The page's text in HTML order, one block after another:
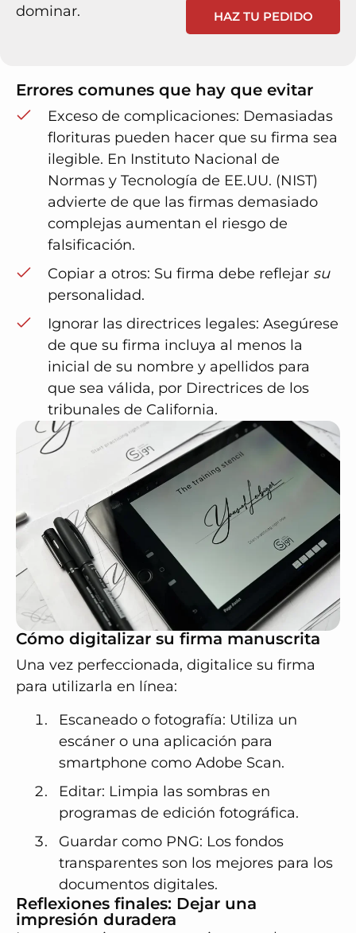
dominar.
HAZ TU PEDIDO
Errores comunes que hay que evitar
Exceso de complicaciones: Demasiadas
florituras pueden hacer que su firma sea
ilegible. En Instituto Nacional de
Normas y Tecnología de EE.UU. (NIST)
advierte de que las firmas demasiado
complejas aumentan el riesgo de
falsificación.
Copiar a otros: Su firma debe reflejar su
personalidad.
Ignorar las directrices legales: Asegúrese
de que su firma incluya al menos la
inicial de su nombre y apellidos para
que sea válida, por Directrices de los
tribunales de California.
Cómo digitalizar su firma manuscrita
Una vez perfeccionada, digitalice su firma
para utilizarla en línea:
Escaneado o fotografía: Utiliza un
escáner o una aplicación para
smartphone como Adobe Scan.
Editar: Limpia las sombras en
programas de edición fotográfica.
Guardar como PNG: Los fondos
transparentes son los mejores para los
documentos digitales.
Reflexiones finales: Dejar una
impresión duradera